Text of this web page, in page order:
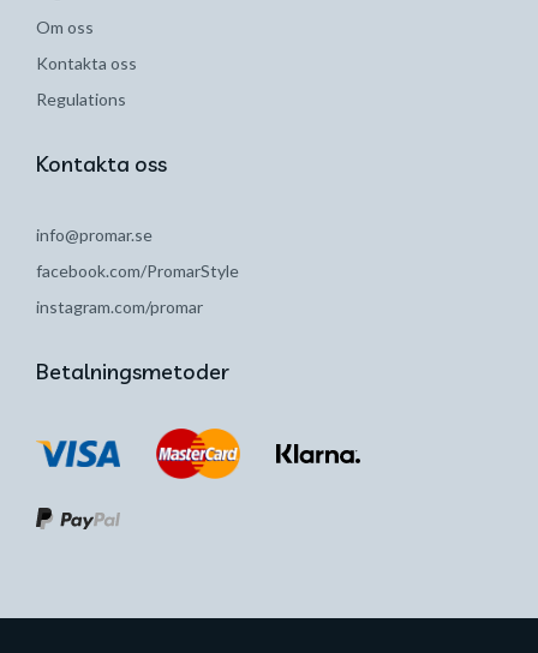
Om oss
Kontakta oss
Regulations
Kontakta oss
info@promar.se
facebook.com/PromarStyle
instagram.com/promar
Betalningsmetoder